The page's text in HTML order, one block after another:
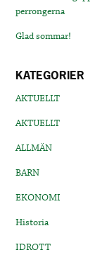
perrongerna
Glad sommar!
KATEGORIER
AKTUELLT
AKTUELLT
ALLMÄN
BARN
EKONOMI
Historia
IDROTT